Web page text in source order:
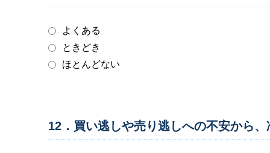
よくある
ときどき
ほとんどない
12．買い逃しや売り逃しへの不安から